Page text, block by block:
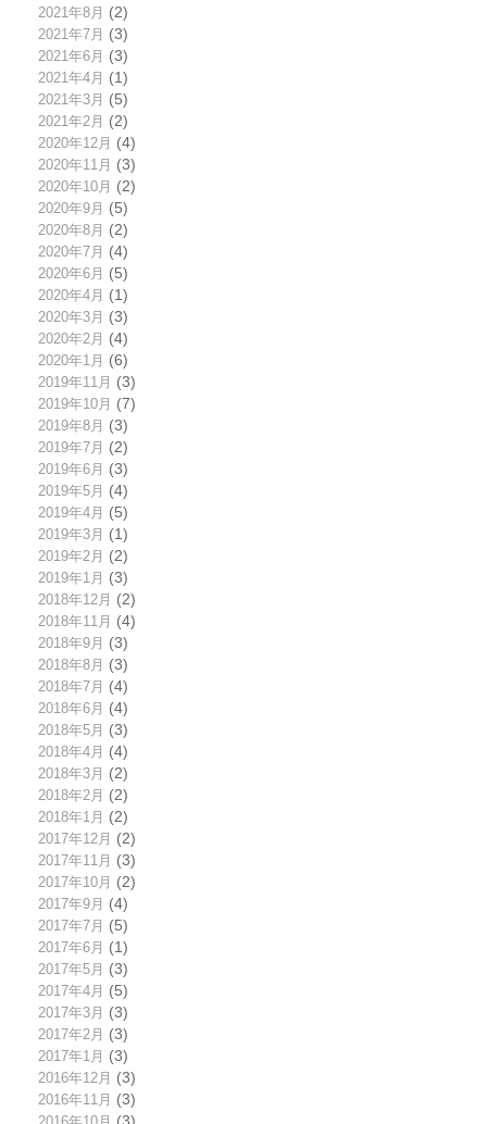
2021年8月 (2)
2021年7月 (3)
2021年6月 (3)
2021年4月 (1)
2021年3月 (5)
2021年2月 (2)
2020年12月 (4)
2020年11月 (3)
2020年10月 (2)
2020年9月 (5)
2020年8月 (2)
2020年7月 (4)
2020年6月 (5)
2020年4月 (1)
2020年3月 (3)
2020年2月 (4)
2020年1月 (6)
2019年11月 (3)
2019年10月 (7)
2019年8月 (3)
2019年7月 (2)
2019年6月 (3)
2019年5月 (4)
2019年4月 (5)
2019年3月 (1)
2019年2月 (2)
2019年1月 (3)
2018年12月 (2)
2018年11月 (4)
2018年9月 (3)
2018年8月 (3)
2018年7月 (4)
2018年6月 (4)
2018年5月 (3)
2018年4月 (4)
2018年3月 (2)
2018年2月 (2)
2018年1月 (2)
2017年12月 (2)
2017年11月 (3)
2017年10月 (2)
2017年9月 (4)
2017年7月 (5)
2017年6月 (1)
2017年5月 (3)
2017年4月 (5)
2017年3月 (3)
2017年2月 (3)
2017年1月 (3)
2016年12月 (3)
2016年11月 (3)